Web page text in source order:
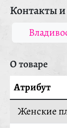
Контакты
О товаре
Атрибут
Женские